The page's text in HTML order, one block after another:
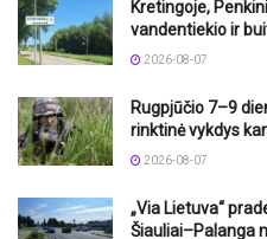
Kretingoje,
vandentiekio ir
2026-08-07
Rugpjūčio 7–9
rinktinė vykdys
2026-08-07
„Via Lietuva“
Šiauliai–Palanga